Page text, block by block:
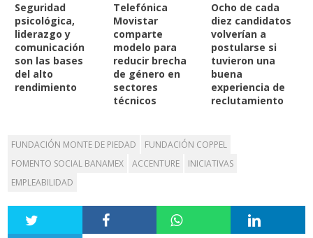
Seguridad
psicológica,
liderazgo y
comunicación
son las bases
del alto
rendimiento
Telefónica
Movistar
comparte
modelo para
reducir brecha
de género en
sectores
técnicos
Ocho de cada
diez candidatos
volverían a
postularse si
tuvieron una
buena
experiencia de
reclutamiento
FUNDACIÓN MONTE DE PIEDAD
FUNDACIÓN COPPEL
FOMENTO SOCIAL BANAMEX
ACCENTURE
INICIATIVAS
EMPLEABILIDAD